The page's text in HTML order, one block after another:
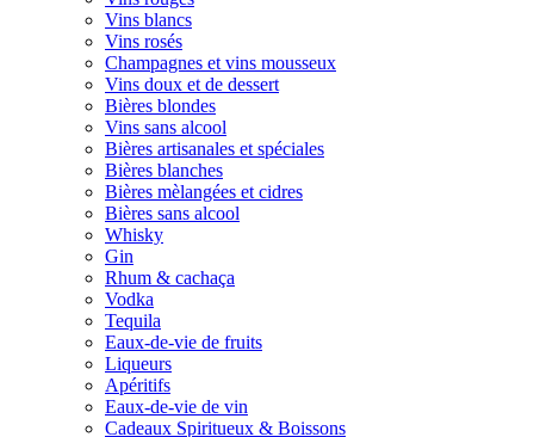
Vins blancs
Vins rosés
Champagnes et vins mousseux
Vins doux et de dessert
Bières blondes
Vins sans alcool
Bières artisanales et spéciales
Bières blanches
Bières mèlangées et cidres
Bières sans alcool
Whisky
Gin
Rhum & cachaça
Vodka
Tequila
Eaux-de-vie de fruits
Liqueurs
Apéritifs
Eaux-de-vie de vin
Cadeaux Spiritueux & Boissons